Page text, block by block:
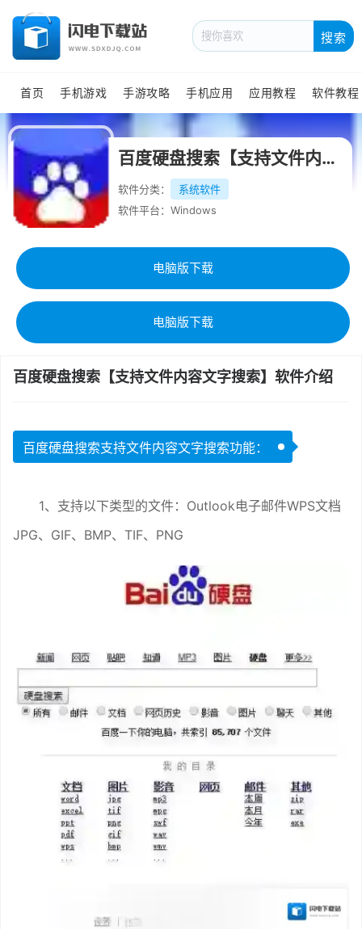
搜索
首页 手机游戏 手游攻略 手机应用 应用教程 软件教程
百度硬盘搜索【支持文件内容文字搜索】版
软件分类：
系统软件
软件平台：Windows
电脑版下载
电脑版下载
百度硬盘搜索【支持文件内容文字搜索】软件介绍
百度硬盘搜索支持文件内容文字搜索功能：
1、支持以下类型的文件：Outlook电子邮件WPS文档
JPG、GIF、BMP、TIF、PNG